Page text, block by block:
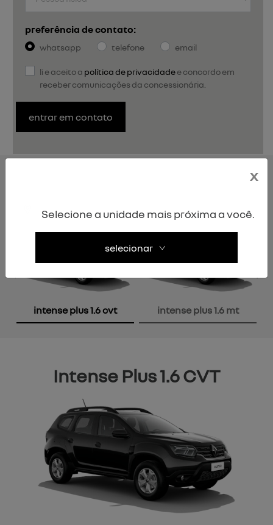
preferência de contato:
whatsapp telefone email
li e aceito a política de privacidadee concordo em
receber comunicações da concessionária.
entrar em contato
intense plus 1.6 cvt intense plus 1.6 mt
Anterior
Intense Plus 1.6 CVT
x
Selecione a unidade mais próxima a você.
selecionar